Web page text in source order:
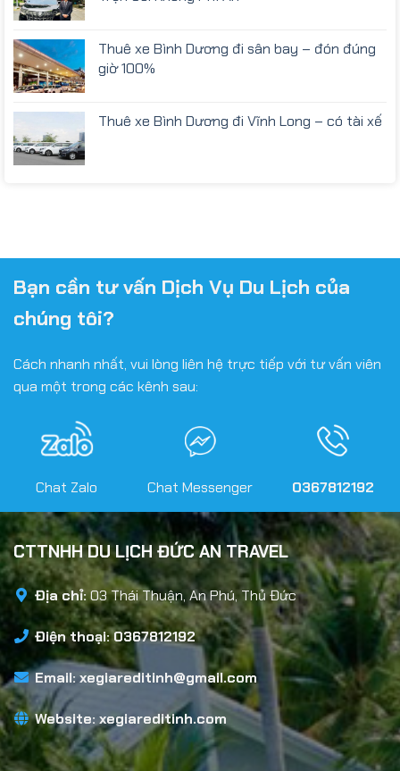
Thuê xe Bình Dương đi sân bay – đón đúng
giờ 100%
Thuê xe Bình Dương đi Vĩnh Long – có tài xế
Bạn cần tư vấn Dịch Vụ Du Lịch của
chúng tôi?
Cách nhanh nhất, vui lòng liên hệ trực tiếp với tư vấn viên
qua một trong các kênh sau:
Chat Zalo Chat Messenger 0367812192
CTTNHH DU LỊCH ĐỨC AN TRAVEL
Địa chỉ:03 Thái Thuận, An Phú, Thủ Đức
Điện thoại: 0367812192
Email: xegiareditinh@gmail.com
Website: xegiareditinh.com